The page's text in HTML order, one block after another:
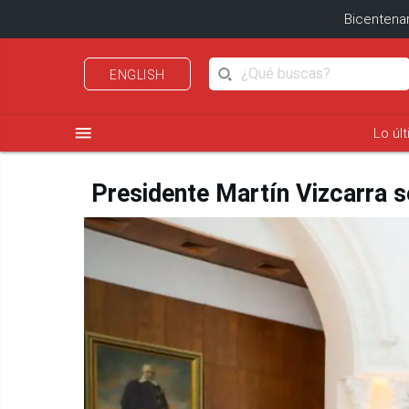
ENGLISH
menu Lo
Presidente Martín Vizcarra